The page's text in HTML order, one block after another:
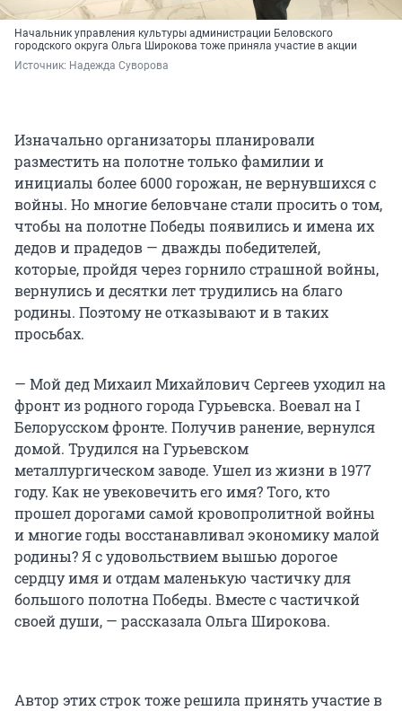
Начальник управления культуры администрации Беловского
городского округа Ольга Широкова тоже приняла участие в акции
Источник: Надежда Суворова
Изначально организаторы планировали
разместить на полотне толькофамилии и
инициалы более 6000 горожан, не вернувшихся с
войны. Но многие беловчане стали просить о том,
чтобы на полотне Победы появились и имена их
дедов и прадедов — дважды победителей,
которые, пройдя через горнило страшной войны,
вернулись и десятки лет трудились на благо
родины. Поэтому не отказывают и в таких
просьбах.
— Мой дед Михаил Михайлович Сергеев уходил на
фронт из родного города Гурьевска. Воевал на I
Белорусском фронте. Получив ранение, вернулся
домой. Трудился на Гурьевском
металлургическом заводе. Ушел из жизни в 1977
году. Как не увековечить его имя? Того, кто
прошел дорогами самой кровопролитной войны
и многие годы восстанавливал экономику малой
родины? Я с удовольствием вышью дорогое
сердцу имя и отдам маленькую частичку для
большого полотна Победы. Вместе с частичкой
своей души, — рассказала Ольга Широкова.
Автор этих строк тоже решила принять участие в